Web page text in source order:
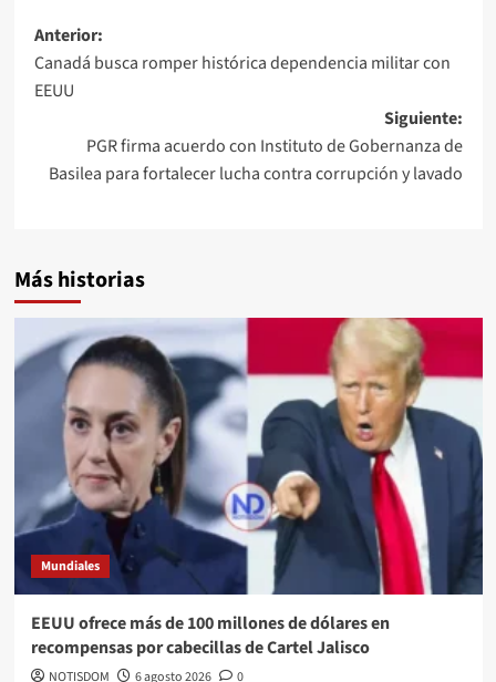
Anterior:
Canadá busca romper histórica dependencia militar con
EEUU
Siguiente:
PGR firma acuerdo con Instituto de Gobernanza de
Basilea para fortalecer lucha contra corrupción y lavado
Más historias
Mundiales
EEUU ofrece más de 100 millones de dólares en
recompensas por cabecillas de Cartel Jalisco
NOTISDOM 6 agosto 2026 0